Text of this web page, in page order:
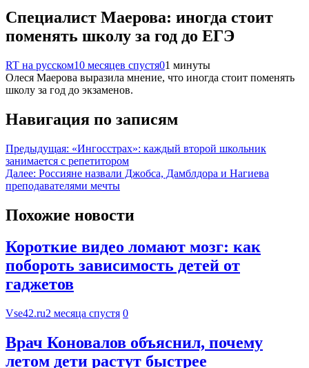
Специалист Маерова: иногда стоит
поменять школу за год до ЕГЭ
RT на русском10 месяцев спустя01 минуты
Олеся Маерова выразила мнение, что иногда стоит поменять
школу за год до экзаменов.
Навигация по записям
Предыдущая: «Ингосстрах»: каждый второй школьник
занимается с репетитором
Далее: Россияне назвали Джобса, Дамблдора и Нагиева
преподавателями мечты
Похожие новости
Короткие видео ломают мозг: как
побороть зависимость детей от
гаджетов
Vse42.ru2 месяца спустя 0
Врач Коновалов объяснил, почему
летом дети растут быстрее